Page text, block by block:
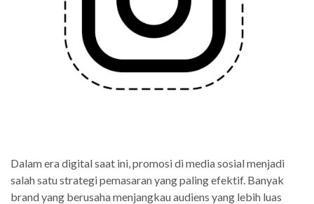
Dalam era digital saat ini, promosi di media sosial menjadi
salah satu strategi pemasaran yang paling efektif. Banyak
brand yang berusaha menjangkau audiens yang lebih luas